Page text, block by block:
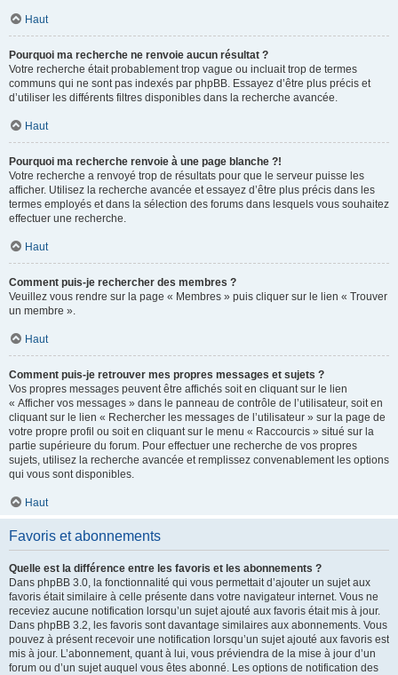
Haut
Pourquoi ma recherche ne renvoie aucun résultat ?
Votre recherche était probablement trop vague ou incluait trop de termes
communs qui ne sont pas indexés par phpBB. Essayez d’être plus précis et
d’utiliser les différents filtres disponibles dans la recherche avancée.
Haut
Pourquoi ma recherche renvoie à une page blanche ?!
Votre recherche a renvoyé trop de résultats pour que le serveur puisse les
afficher. Utilisez la recherche avancée et essayez d’être plus précis dans les
termes employés et dans la sélection des forums dans lesquels vous souhaitez
effectuer une recherche.
Haut
Comment puis-je rechercher des membres ?
Veuillez vous rendre sur la page « Membres » puis cliquer sur le lien « Trouver
un membre ».
Haut
Comment puis-je retrouver mes propres messages et sujets ?
Vos propres messages peuvent être affichés soit en cliquant sur le lien
« Afficher vos messages » dans le panneau de contrôle de l’utilisateur, soit en
cliquant sur le lien « Rechercher les messages de l’utilisateur » sur la page de
votre propre profil ou soit en cliquant sur le menu « Raccourcis » situé sur la
partie supérieure du forum. Pour effectuer une recherche de vos propres
sujets, utilisez la recherche avancée et remplissez convenablement les options
qui vous sont disponibles.
Haut
Favoris et abonnements
Quelle est la différence entre les favoris et les abonnements ?
Dans phpBB 3.0, la fonctionnalité qui vous permettait d’ajouter un sujet aux
favoris était similaire à celle présente dans votre navigateur internet. Vous ne
receviez aucune notification lorsqu’un sujet ajouté aux favoris était mis à jour.
Dans phpBB 3.2, les favoris sont davantage similaires aux abonnements. Vous
pouvez à présent recevoir une notification lorsqu’un sujet ajouté aux favoris est
mis à jour. L’abonnement, quant à lui, vous préviendra de la mise à jour d’un
forum ou d’un sujet auquel vous êtes abonné. Les options de notification des